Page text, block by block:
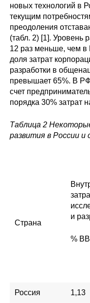
новых технологий в
текущим
преодоления
(табл. 2) [1].
12 раз меньше, чем
доля затрат
разработки в
превышает 65%. В
счет
порядка 30% затрат
Таблица 2
развития в России
Страна
и
%
Россия 1,13